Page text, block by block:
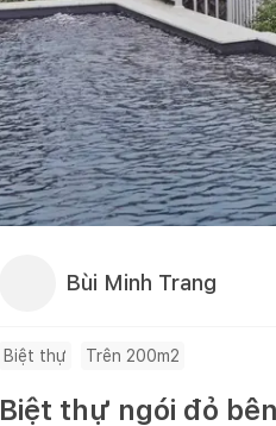
Bùi Minh Trang
Biệt thự Trên 200m2
Biệt thự ngói đỏ